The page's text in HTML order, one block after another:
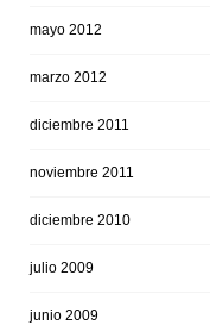
mayo 2012
marzo 2012
diciembre 2011
noviembre 2011
diciembre 2010
julio 2009
junio 2009